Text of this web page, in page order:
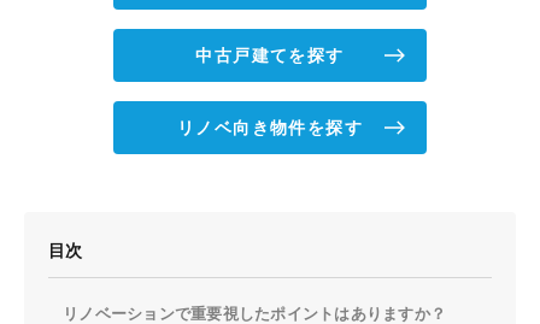
中古戸建てを探す
リノベ向き物件を探す
目次
リノベーションで重要視したポイントはありますか？